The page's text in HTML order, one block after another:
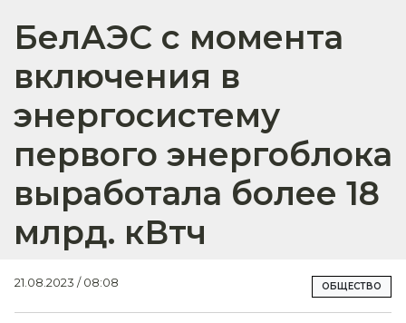
БелАЭС с момента
включения в
энергосистему
первого энергоблока
выработала более 18
млрд. кВтч
21.08.2023 / 08:08 ОБЩЕСТВО